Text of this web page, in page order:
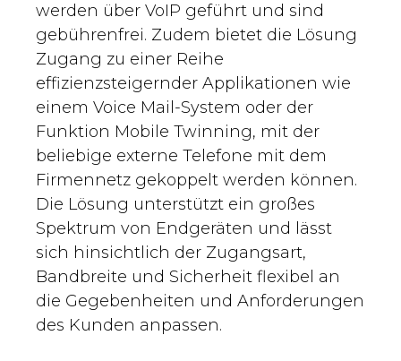
werden über VoIP geführt und sind
gebührenfrei. Zudem bietet die Lösung
Zugang zu einer Reihe
effizienzsteigernder Applikationen wie
einem Voice Mail-System oder der
Funktion Mobile Twinning, mit der
beliebige externe Telefone mit dem
Firmennetz gekoppelt werden können.
Die Lösung unterstützt ein großes
Spektrum von Endgeräten und lässt
sich hinsichtlich der Zugangsart,
Bandbreite und Sicherheit flexibel an
die Gegebenheiten und Anforderungen
des Kunden anpassen.